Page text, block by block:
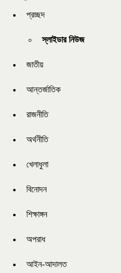
প্রচ্ছদ
স্লাইডার নিউজ
জাতীয়
আন্তর্জাতিক
রাজনীতি
অর্থনীতি
খেলাধুলা
বিনোদন
শিক্ষাঙ্গন
অপরাধ
আইন-আদালত